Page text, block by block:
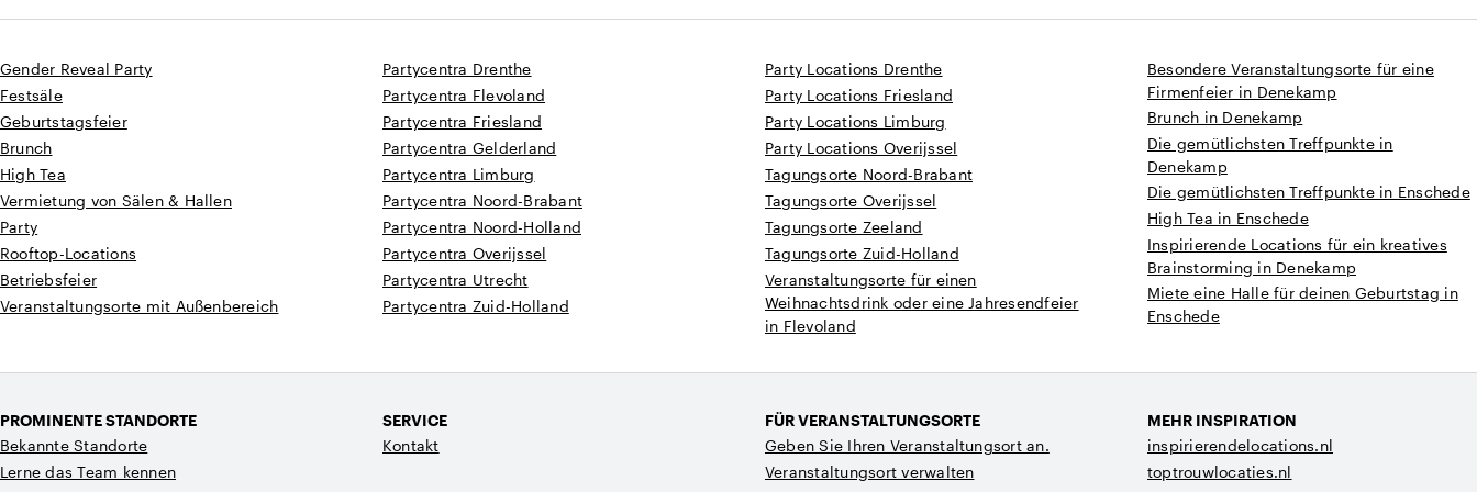
Gender Reveal Party
Festsäle
Geburtstagsfeier
Brunch
High Tea
Vermietung von Sälen & Hallen
Party
Rooftop-Locations
Betriebsfeier
Veranstaltungsorte mit Außenbereich
Partycentra Drenthe
Partycentra Flevoland
Partycentra Friesland
Partycentra Gelderland
Partycentra Limburg
Partycentra Noord-Brabant
Partycentra Noord-Holland
Partycentra Overijssel
Partycentra Utrecht
Partycentra Zuid-Holland
Party Locations Drenthe
Party Locations Friesland
Party Locations Limburg
Party Locations Overijssel
Tagungsorte Noord-Brabant
Tagungsorte Overijssel
Tagungsorte Zeeland
Tagungsorte Zuid-Holland
Veranstaltungsorte für einen
Weihnachtsdrink oder eine Jahresendfeier
in Flevoland
Besondere Veranstaltungsorte für eine
Firmenfeier in Denekamp
Brunch in Denekamp
Die gemütlichsten Treffpunkte in
Denekamp
Die gemütlichsten Treffpunkte in Enschede
High Tea in Enschede
Inspirierende Locations für ein kreatives
Brainstorming in Denekamp
Miete eine Halle für deinen Geburtstag in
Enschede
PROMINENTE STANDORTE
Bekannte Standorte
Lerne das Team kennen
SERVICE
Kontakt
FÜR VERANSTALTUNGSORTE
Geben Sie Ihren Veranstaltungsort an.
Veranstaltungsort verwalten
MEHR INSPIRATION
inspirierendelocations.nl
toptrouwlocaties.nl